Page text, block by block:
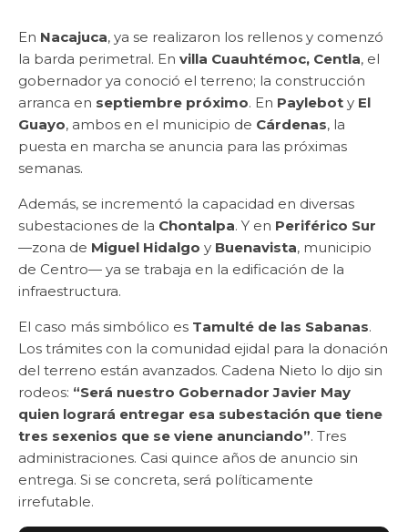
En Nacajuca, ya se realizaron los rellenos y comenzó
la barda perimetral. En villa Cuauhtémoc, Centla, el
gobernador ya conoció el terreno; la construcción
arranca en septiembre próximo. En Paylebot y El
Guayo, ambos en el municipio de Cárdenas, la
puesta en marcha se anuncia para las próximas
semanas.
Además, se incrementó la capacidad en diversas
subestaciones de la Chontalpa. Y en Periférico Sur
—zona de Miguel Hidalgo y Buenavista, municipio
de Centro— ya se trabaja en la edificación de la
infraestructura.
El caso más simbólico es Tamulté de las Sabanas.
Los trámites con la comunidad ejidal para la donación
del terreno están avanzados. Cadena Nieto lo dijo sin
rodeos: “Será nuestro Gobernador Javier May
quien logrará entregar esa subestación que tiene
tres sexenios que se viene anunciando”. Tres
administraciones. Casi quince años de anuncio sin
entrega. Si se concreta, será políticamente
irrefutable.